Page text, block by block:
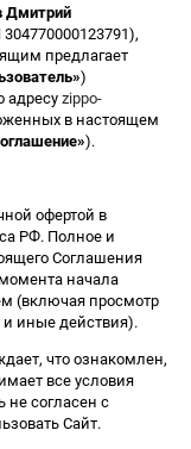
Дмитрий
предлагает
)
адресу zippo-
в настоящем
).
офертой в
РФ. Полное и
Соглашения
начала
(включая просмотр
и иные действия).
что ознакомлен,
все условия
не согласен с
Сайт.